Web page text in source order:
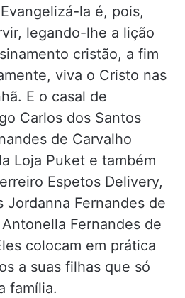
la é, pois,
legando-lhe a lição
cristão, a fim
viva o Cristo nas
E o casal de
Carlos dos Santos
de Carvalho
Loja Puket e também
Espetos Delivery,
Jordanna Fernandes de
Fernandes de
colocam em prática
a suas filhas que só
família.